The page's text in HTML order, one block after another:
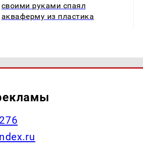
своими руками спаял
акваферму из пластика